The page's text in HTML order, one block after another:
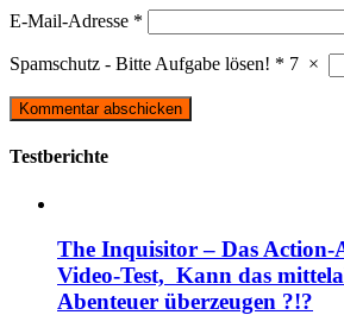
E-Mail-Adresse *
Spamschutz - Bitte Aufgabe lösen! * 7 ×
Testberichte
The Inquisitor – Das Action-
Video-Test, Kann das
Abenteuer überzeugen ?!?